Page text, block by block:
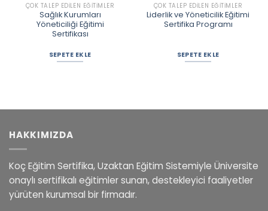
ÇOK TALEP EDILEN EĞITIMLER
Sağlık Kurumları
Yöneticiliği Eğitimi
Sertifikası
SEPETE EKLE
ÇOK TALEP EDILEN EĞITIMLER
Liderlik ve Yöneticilik Eğitimi
Sertifika Programı
SEPETE EKLE
HAKKIMIZDA
Koç Eğitim Sertifika, Uzaktan Eğitim Sistemiyle Üniversite
onaylı sertifikalı eğitimler sunan, destekleyici faaliyetler
yürüten kurumsal bir firmadır.